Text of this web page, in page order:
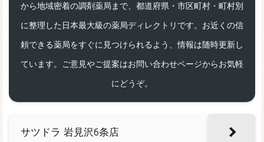
から地域密着の調剤薬局まで、都道府県・市区町村・町村別
に整理した日本最大級の薬局ディレクトリです。お近くの信
頼できる薬局をすぐに見つけられるよう、情報は随時更新し
ています。ご意見やご提案はお問い合わせページからお気軽
にどうぞ。
サツドラ 岩見沢6条店